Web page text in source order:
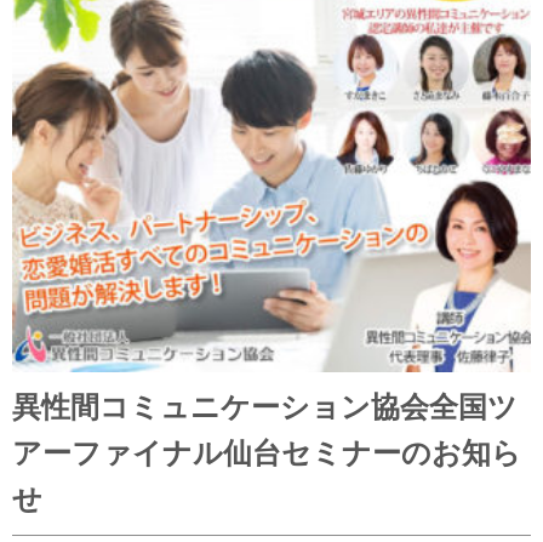
異性間コミュニケーション協会全国ツ
アーファイナル仙台セミナーのお知ら
せ